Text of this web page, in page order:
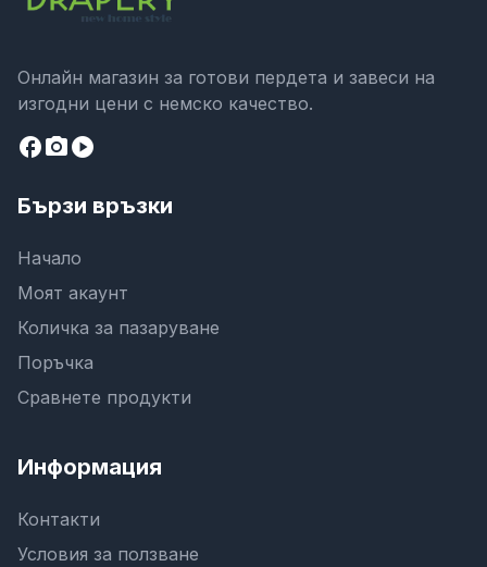
Онлайн магазин за готови пердета и завеси на
изгодни цени с немско качество.
facebookcamera_altplay_circle
Бързи връзки
Начало
Моят акаунт
Количка за пазаруване
Поръчка
Сравнете продукти
Информация
Контакти
Условия за ползване